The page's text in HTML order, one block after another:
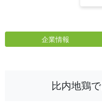
企業情報
比内地鶏